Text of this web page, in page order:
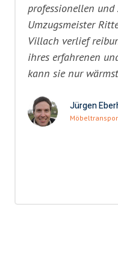
professionellen
Umzugsmeister
Villach verlief
ihres erfahrenen
kann sie nur
Jürgen